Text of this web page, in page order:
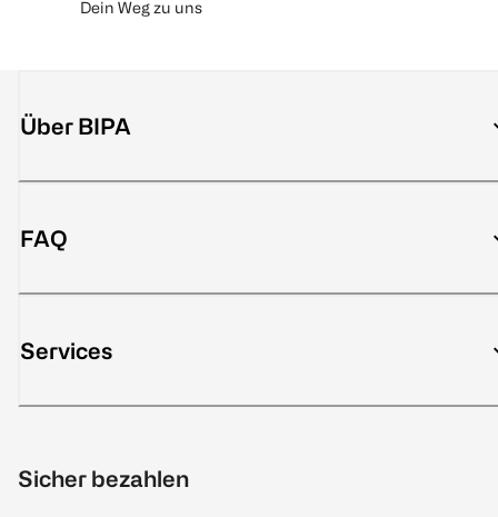
Dein Weg zu uns
Über BIPA
FAQ
Services
Sicher bezahlen